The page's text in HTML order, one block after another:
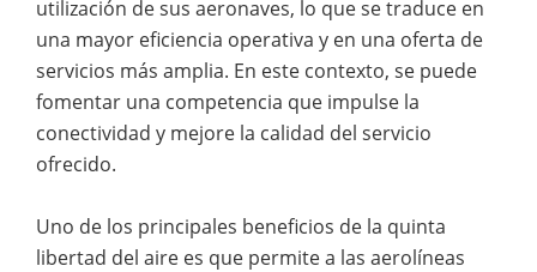
utilización de sus aeronaves, lo que se traduce en
una mayor eficiencia operativa y en una oferta de
servicios más amplia. En este contexto, se puede
fomentar una competencia que impulse la
conectividad y mejore la calidad del servicio
ofrecido.
Uno de los principales beneficios de la quinta
libertad del aire es que permite a las aerolíneas